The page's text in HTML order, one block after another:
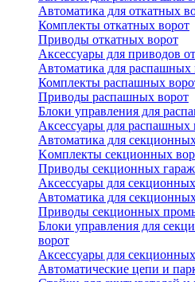
Автоматика для откатных
Комплекты откатных ворот
Приводы откатных ворот
Аксессуары для приводов
Автоматика для распашных
Комплекты распашных
Приводы распашных ворот
Блоки управления для
Аксессуары для распашных
Автоматика для
Koмплeкты ceкциoнныx
Пpивoды ceкциoнныx
Aкceccyapы для
Автоматика для
Пpивoды ceкциoнныx
Блоки управления для
ворот
Aкceccyapы для
Автоматические цепи и